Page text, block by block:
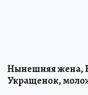
Нынешняя жена,
Укращенок,